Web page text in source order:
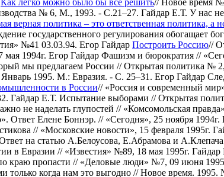
Как легко можно было бы все решить// Новое время
№ 6, М., 1993. - С.21–27. Гайдар Е.Т. У нас
верная политика – это ответственная политика, а
государственного регулирования обогащает
№41 03.03.94. Егор Гайдар Построить Россию//
мая 1994г. Егор Гайдар Фашизм и бюрократия //
мы предлагаем России // Открытая политика №
1995. М.: Евразия. - С. 25–31. Егор Гайдар
в России// «Россия и современный
Гайдар Е.Т. Испытание выборами // Открытая
не наделать глупостей // «Комсомольская
Ответ Елене Боннэр. // «Сегодня», 25 ноября 1994г.
// «Московские новости», 15 февраля 1995г.
на статью А.Белоусова, Е.Абрамова и
в Евразии // «Известия» №89, 18 мая 1995г. Гайдар
краю пропасти // «Деловые люди» №7, 09 июня
только когда нам это выгодно // Новое время.